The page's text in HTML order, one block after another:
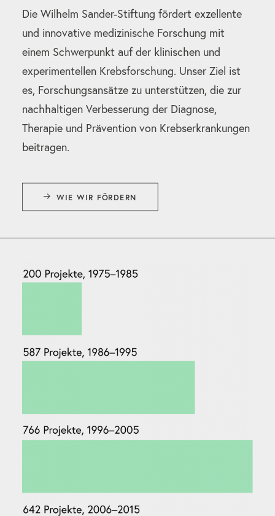
Die Wilhelm Sander-Stiftung fördert exzellente
und innovative medizinische Forschung mit
einem Schwerpunkt auf der klinischen und
experimentellen Krebsforschung. Unser Ziel ist
es, Forschungsansätze zu unterstützen, die zur
nachhaltigen Verbesserung der Diagnose,
Therapie und Prävention von Krebserkrankungen
beitragen.
WIE WIR FÖRDERN